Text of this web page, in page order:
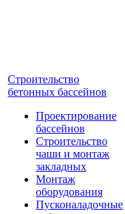
Строительство
бетонных бассейнов
Проектирование
бассейнов
Строительство
чаши и монтаж
закладных
Монтаж
оборудования
Пусконаладочные